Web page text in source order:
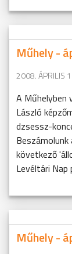
Műhely -
2008. ÁPRILIS
A Műhelyben
László
dzsessz-
következő
Levéltári Nap
Műhely -